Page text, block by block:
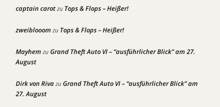
captain carotzu Tops & Flops – Heißer!
zweiblooom zu Tops & Flops – Heißer!
Mayhem zuGrand Theft Auto VI – “ausführlicher Blick” am 27.
August
Dirk von RivazuGrand Theft Auto VI – “ausführlicher Blick” am
27. August